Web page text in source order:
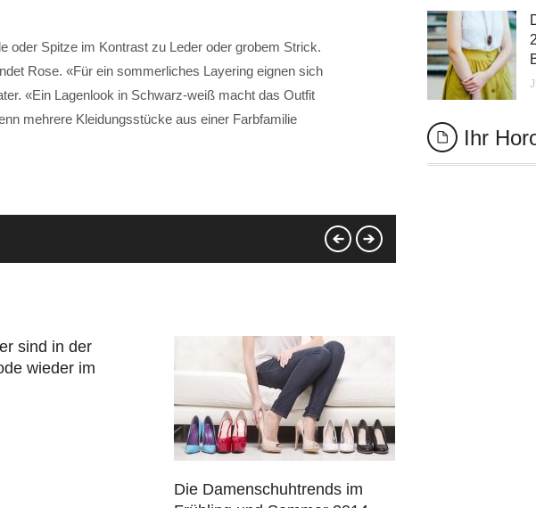
oder Spitze im Kontrast zu Leder oder grobem Strick.
Rose. «Für ein sommerliches Layering eignen sich
«Ein Lagenlook in Schwarz-weiß macht das Outfit
mehrere Kleidungsstücke aus einer Farbfamilie
sind in der
wieder im
Die Damenschuhtrends im
Ihr